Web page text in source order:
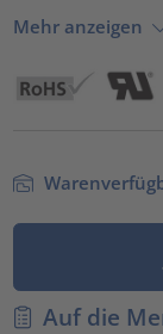
Mehr anzeigen
Auf die